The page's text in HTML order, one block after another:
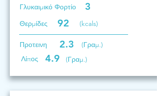
Γλυκαιμικό Φορτίο 3
Θερμίδες 92 (kcals)
Προτεινη 2.3
(Γραμ.)
Λίπος
4.9 (Γραμ.)